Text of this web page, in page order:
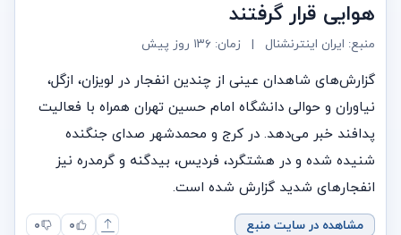
هوایی قرار گرفتند
منبع: ایران اینترنشنال | زمان: ۱۳۶ روز پیش
گزارش‌های شاهدان عینی از چندین انفجار در لویزان، ازگل،
نیاوران و حوالی دانشگاه امام حسین تهران همراه با فعالیت
پدافند خبر می‌دهد. در کرج و محمدشهر صدای جنگنده
شنیده شده و در هشتگرد، فردیس، بیدگنه و گرمدره نیز
انفجارهای شدید گزارش شده است.
مشاهده در سایت منبع ۰ ۰